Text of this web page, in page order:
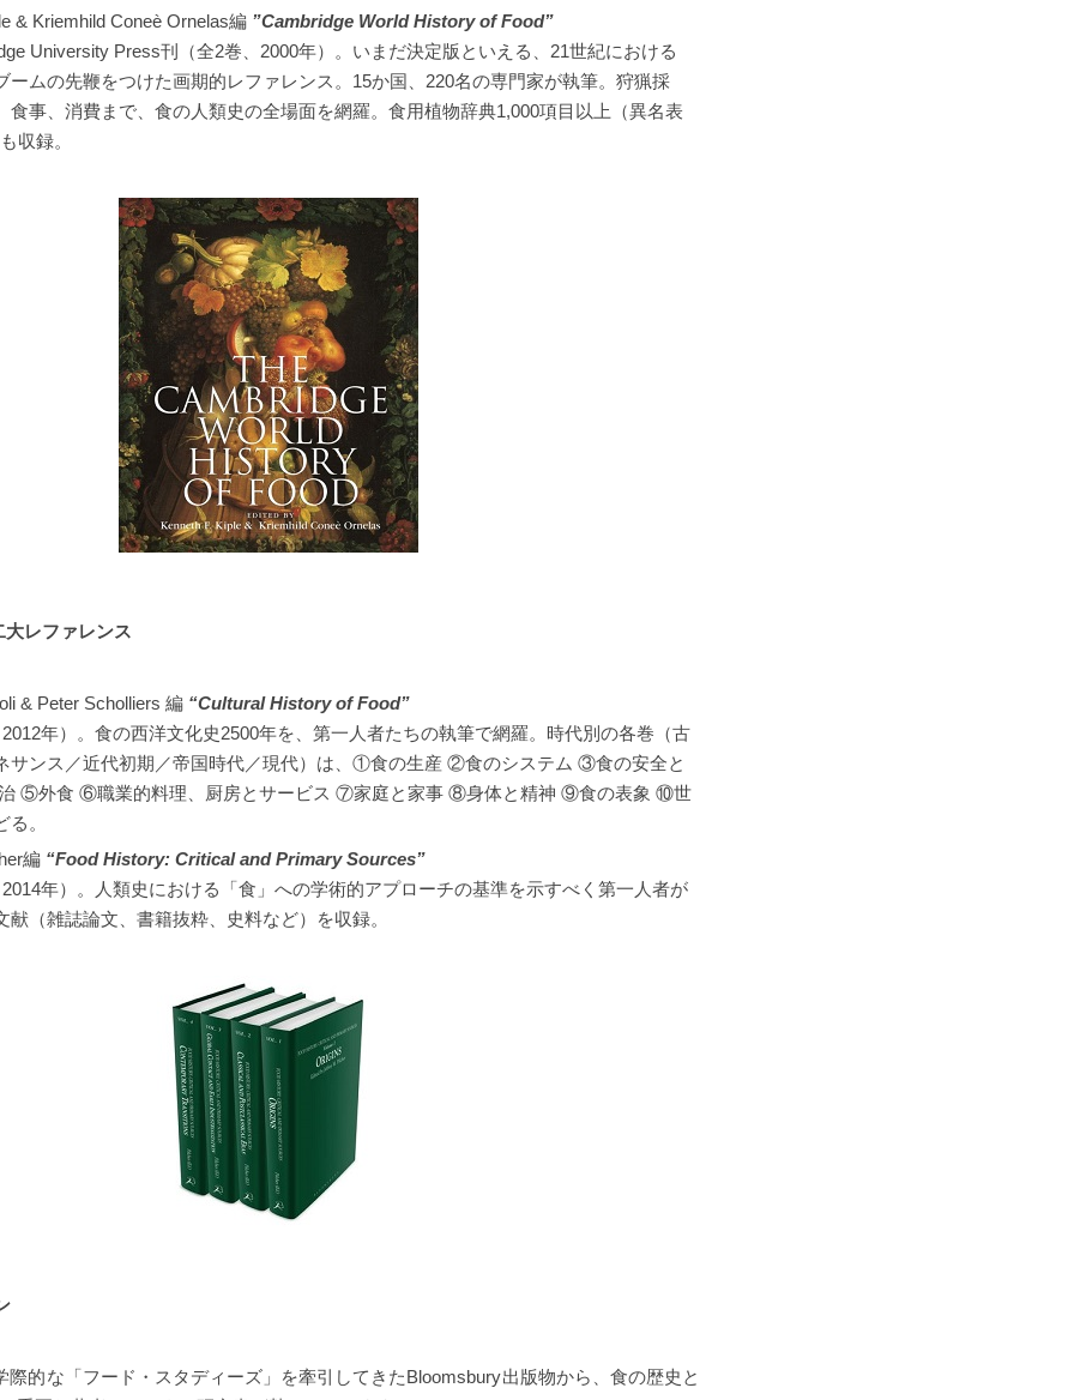
& Kriemhild Coneè Ornelas編 ”Cambridge World History of Food”
University Press刊（全2巻、2000年）。いまだ決定版といえる、21世紀における
ームの先鞭をつけた画期的レファレンス。15か国、220名の専門家が執筆。狩猟採
食事、消費まで、食の人類史の全場面を網羅。食用植物辞典1,000項目以上（異名表
収録。
レファレンス
& Peter Scholliers 編 “Cultural History of Food”
年）。食の西洋文化史2500年を、第一人者たちの執筆で網羅。時代別の各巻（古
サンス／近代初期／帝国時代／現代）は、①食の生産 ②食のシステム ③食の安全と
⑤外食 ⑥職業的料理、厨房とサービス ⑦家庭と家事 ⑧身体と精神 ⑨食の表象 ⑩世
。
編 “Food History: Critical and Primary Sources”
年）。人類史における「食」への学術的アプローチの基準を示すべく第一人者が
献（雑誌論文、書籍抜粋、史料など）を収録。
際的な「フード・スタディーズ」を牽引してきたBloomsbury出版物から、食の歴史と